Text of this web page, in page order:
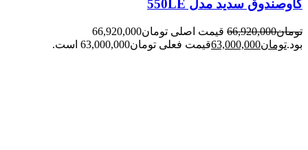
گاوصندوق سدید مدل 550LE
تومان66,920,000
قیمت اصلی تومان66,920,000
بود.تومان63,000,000قیمت فعلی تومان63,000,000 است.